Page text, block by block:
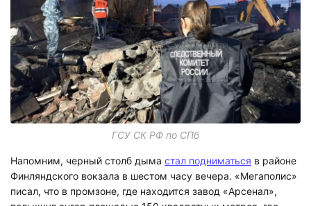
ГСУ СК РФ по СПб
Напомним, черный столб дыма стал подниматься в районе
Финляндского вокзала в шестом часу вечера. «Мегаполис»
писал, что в промзоне, где находится завод «Арсенал»,